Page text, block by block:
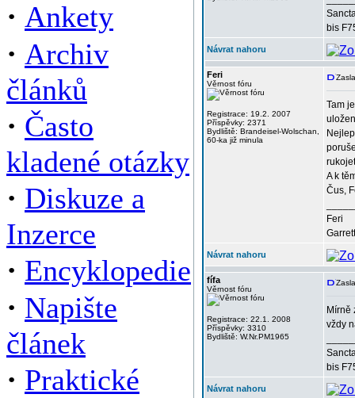
· Ankety
· Archiv
článků
· Často
kladené otázky
· Diskuze a
Inzerce
· Encyklopedie
· Napište
článek
· Praktické
bis
Návrat nahoru
Feri
Věrnost fóru
Registrace: 19.2. 2007
Příspěvky: 2371
Bydliště: Brandeisel-Wolschan,
60-ka již minula
Tam
A k
Čus,
Feri
Návrat nahoru
fífa
Věrnost fóru
Registrace: 22.1. 2008
Příspěvky: 3310
Bydliště: W.Nr.PM1965
Mírně
vždy
bis
Návrat nahoru